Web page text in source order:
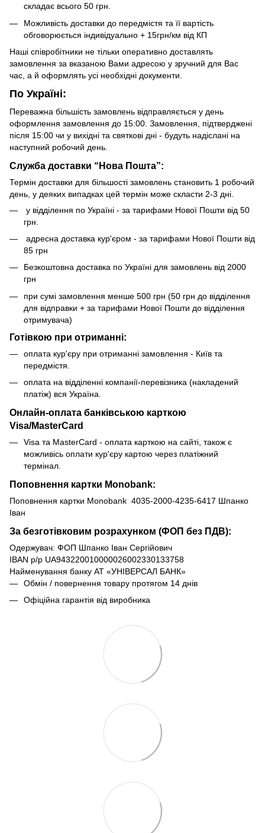
складає всього 50 грн.
Можливість доставки до передмістя та її вартість
обговорюється індивідуально + 15грн/км від КП
Наші співробітники не тільки оперативно доставлять
замовлення за вказаною Вами адресою у зручний для Вас
час, а й оформлять усі необхідні документи.
По Україні:
Переважна більшість замовлень відправляється у день
оформлення замовлення до 15:00. Замовлення, підтверджені
після 15:00 чи у вихідні та святкові дні - будуть надіслані на
наступний робочий день.
Служба доставки “Нова Пошта”:
Термін доставки для більшості замовлень становить 1 робочий
день, у деяких випадках цей термін може скласти 2-3 дні.
у відділення по Україні - за тарифами Нової Пошти від 50
грн.
адресна доставка кур'єром - за тарифами Нової Пошти від
85 грн
Безкоштовна доставка по Україні для замовлень від 2000
грн
при сумі замовлення менше 500 грн (50 грн до відділення
для відправки + за тарифами Нової Пошти до відділення
отримувача)
Готівкою при отриманні:
оплата кур'єру при отриманні замовлення - Київ та
передмістя.
оплата на відділенні компанії-перевізника (накладений
платіж) вся Україна.
Онлайн-оплата банківською карткою
Visa/MasterCard
Visa та MasterCard - оплата карткою на сайті, також є
можливісь оплати кур'єру картою через платіжний
термінал.
Поповнення картки Monobank:
Поповнення картки Monobank 4035-2000-4235-6417 Шпанко
Іван
За безготівковим розрахунком (ФОП без ПДВ):
Одержувач: ФОП Шпанко Іван Сергійович
IBAN р/р UA943220010000026002330133758
Найменування банку АТ «УНІВЕРСАЛ БАНК»
Обмін / повернення товару протягом 14 днів
Офіційна гарантія від виробника